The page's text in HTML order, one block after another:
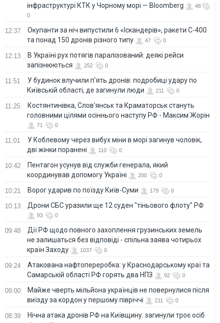
інфраструктурі КТК у Чорному морі — Bloomberg
48
0
12:37
Окупанти за ніч випустили 6 «Іскандерів», ракети С-400
та понад 150 дронів різного типу
47 0
12:13
В Україні рух потягів паралізований: деякі рейси
запізнюються
252 0
11:51
У будинок влучили п'ять дронів: подробиці удару по
Київській області, де загинули люди
211 0
11:25
Костянтинівка, Слов'янськ та Краматорськ стануть
головними цілями осіннього наступу РФ - Максим Жорін
71 0
11:01
У Коблевому через вибух міни в морі загинув чоловік,
дві жінки поранені
110 0
10:42
Пентагон усунув від служби генерала, який
координував допомогу Україні
200 0
10:21 Ворог ударив по поїзду Київ-Суми 179 0
10:13 Дрони СБС уразили ще 12 суден "тіньового флоту" РФ
93 0
09:48
Дії РФ щодо повного захоплення грузинських земель
не залишаться без відповіді - спільна заява чотирьох
країн Заходу
1037 0
09:24
Атакована нафтопереробка: у Краснодарському краї та
Самарській області РФ горять два НПЗ
92 0
09:00
Майже чверть мільйона українців не повернулися після
виїзду за кордон у першому півріччі
211 0
08:39 Нічна атака дронів РФ на Київщину: загинули троє осіб